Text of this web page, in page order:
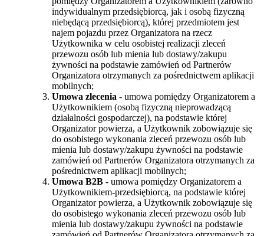
indywidualnym przedsiębiorcą, jak i osobą fizyczną
niebędącą przedsiębiorcą), której przedmiotem jest
najem pojazdu przez Organizatora na rzecz
Użytkownika w celu osobistej realizacji zleceń
przewozu osób lub mienia lub dostawy/zakupu
żywności na podstawie zamówień od Partnerów
Organizatora otrzymanych za pośrednictwem aplikacji
mobilnych;
Umowa zlecenia - umowa pomiędzy Organizatorem a
Użytkownikiem (osobą fizyczną nieprowadzącą
działalności gospodarczej), na podstawie której
Organizator powierza, a Użytkownik zobowiązuje się
do osobistego wykonania zleceń przewozu osób lub
mienia lub dostawy/zakupu żywności na podstawie
zamówień od Partnerów Organizatora otrzymanych za
pośrednictwem aplikacji mobilnych;
Umowa B2B - umowa pomiędzy Organizatorem a
Użytkownikiem-przedsiębiorcą, na podstawie której
Organizator powierza, a Użytkownik zobowiązuje się
do osobistego wykonania zleceń przewozu osób lub
mienia lub dostawy/zakupu żywności na podstawie